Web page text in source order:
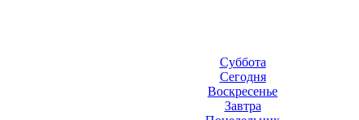
Суббота
Сегодня
Воскресенье
Завтра